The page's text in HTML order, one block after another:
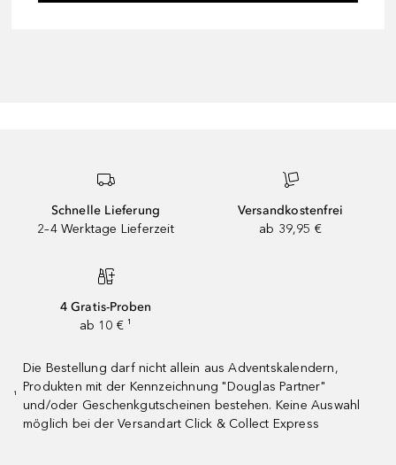
Schnelle Lieferung
2–4 Werktage Lieferzeit
Versandkostenfrei
ab 39,95 €
4 Gratis-Proben
ab 10 € ¹
¹
Die Bestellung darf nicht allein aus Adventskalendern,
Produkten mit der Kennzeichnung "Douglas Partner"
und/oder Geschenkgutscheinen bestehen. Keine Auswahl
möglich bei der Versandart Click & Collect Express